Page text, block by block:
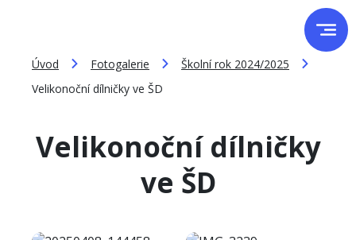
Úvod Fotogalerie
Školní rok 2024/2025
Velikonoční dílničky ve ŠD
Velikonoční dílničky
ve ŠD